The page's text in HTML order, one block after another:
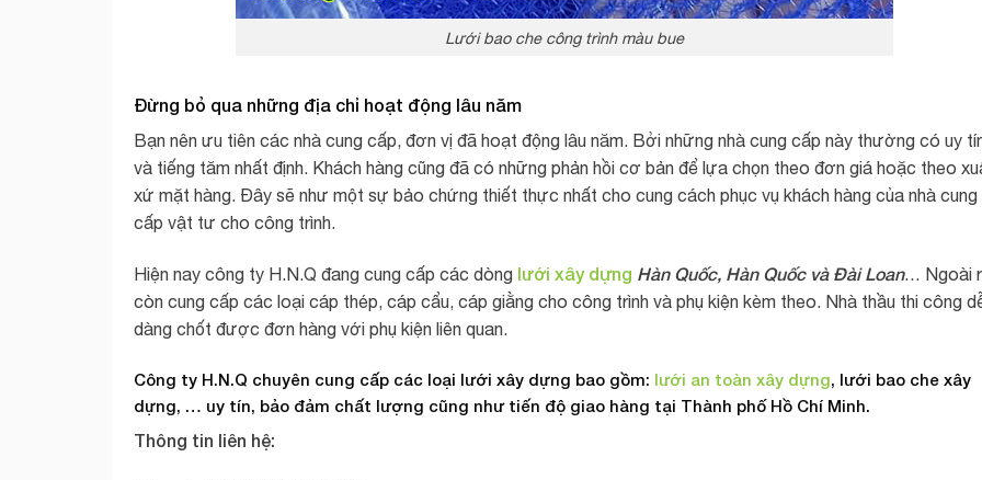
Lưới bao che công trình màu bue
Đừng bỏ qua những địa chỉ hoạt động lâu năm
Bạn nên ưu tiên các nhà cung cấp, đơn vị đã hoạt động lâu năm. Bởi những nhà cung cấp này thường có uy
và tiếng tăm nhất định. Khách hàng cũng đã có những phản hồi cơ bản để lựa chọn theo đơn giá hoặc theo
xứ mặt hàng. Đây sẽ như một sự bảo chứng thiết thực nhất cho cung cách phục vụ khách hàng của nhà cung
cấp vật tư cho công trình.
Hiện nay công ty H.N.Q đang cung cấp các dòng lưới xây dựng Hàn Quốc, Hàn Quốc và Đài Loan… Ngoài
còn cung cấp các loại cáp thép, cáp cẩu, cáp giằng cho công trình và phụ kiện kèm theo. Nhà thầu thi công
dàng chốt được đơn hàng với phụ kiện liên quan.
Công ty H.N.Q chuyên cung cấp các loại lưới xây dựng bao gồm: lưới an toàn xây dựng, lưới bao che xây
dựng, … uy tín, bảo đảm chất lượng cũng như tiến độ giao hàng tại Thành phố Hồ Chí Minh.
Thông tin liên hệ: